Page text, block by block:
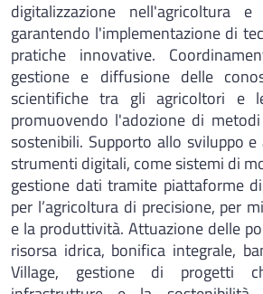
digitalizzazione nell'agricoltura
garantendo l'implementazione di
pratiche innovative.
gestione e diffusione delle
scientifiche tra gli agricoltori e
promuovendo l'adozione di
sostenibili. Supporto allo sviluppo
strumenti digitali, come sistemi di
gestione dati tramite piattaforme
per l’agricoltura di precisione, per
e la produttività. Attuazione delle
risorsa idrica, bonifica integrale,
Village, gestione di progetti